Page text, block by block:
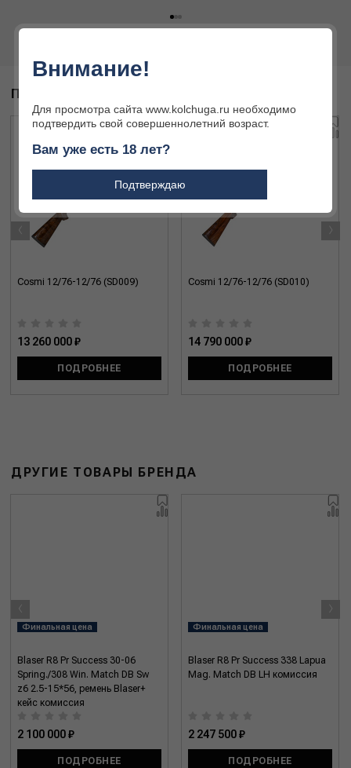
ПОХОЖИЕ ТОВАРЫ
Cosmi 12/76-12/76 (SD009)
13 260 000 ₽
ПОДРОБНЕЕ
Cosmi 12/76-12/76 (SD010)
14 790 000 ₽
ПОДРОБНЕЕ
‹ ›
ДРУГИЕ ТОВАРЫ БРЕНДА
Финальная цена
Blaser R8 Pr Success 30-06
Spring./308 Win. Match DB Sw
z6 2.5-15*56, ремень Blaser+
кейс комиссия
2 100 000 ₽
ПОДРОБНЕЕ
Финальная цена
Blaser R8 Pr Success 338 Lapua
Mag. Match DB LH комиссия
2 247 500 ₽
ПОДРОБНЕЕ
‹ ›
Внимание!
Для просмотра сайта www.kolchuga.ru необходимо
подтвердить свой совершеннолетний возраст.
Вам уже есть 18 лет?
Подтверждаю